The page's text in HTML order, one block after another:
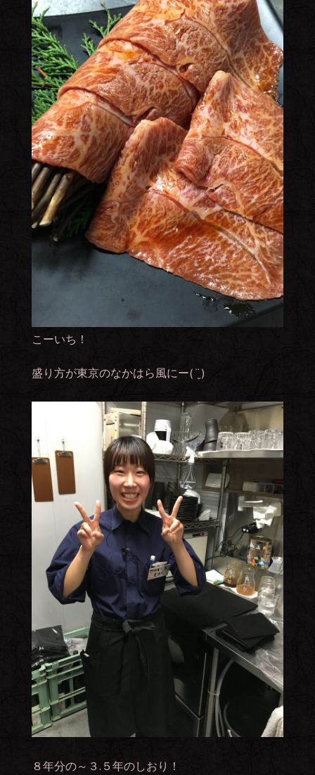
こーいち！
盛り方が東京のなかはら風にー( ¨̮ )
８年分の～３.５年のしおり！